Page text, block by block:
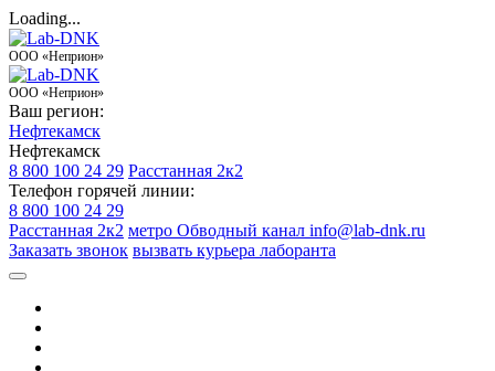
Loading...
ООО «Неприон»
ООО «Неприон»
Ваш регион:
Нефтекамск
Нефтекамск
8 800 100 24 29 Расстанная 2к2
Телефон горячей линии:
8 800 100 24 29
Расстанная 2к2 метро Обводный канал info@lab-dnk.ru
Заказать звонок вызвать курьера лаборанта